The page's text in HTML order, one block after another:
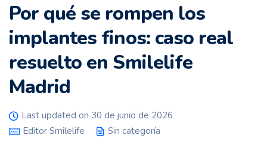
Por qué se rompen los
implantes finos: caso real
resuelto en Smilelife
Madrid
Last updated on 30 de junio de 2026
Editor Smilelife
Sin categoría